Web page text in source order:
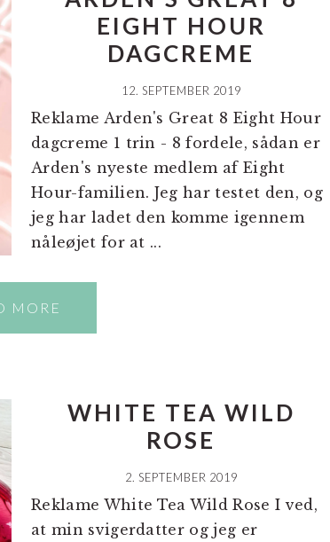
EIGHT HOUR
DAGCREME
12. SEPTEMBER 2019
Reklame Arden's Great 8 Eight Hour
dagcreme 1 trin - 8 fordele, sådan er
Arden's nyeste medlem af Eight
Hour-familien. Jeg har testet den, og
jeg har ladet den komme igennem
nåleøjet for at ...
MORE
WHITE TEA WILD
ROSE
2. SEPTEMBER 2019
Reklame White Tea Wild Rose I ved,
at min svigerdatter og jeg er